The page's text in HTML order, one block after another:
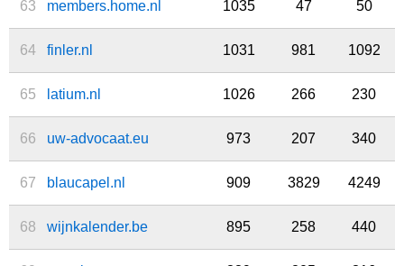
63 members.home.nl 1035 47 50
64 finler.nl 1031 981 1092
65 latium.nl 1026 266 230
66 uw-advocaat.eu 973 207 340
67 blaucapel.nl 909 3829 4249
68 wijnkalender.be 895 258 440